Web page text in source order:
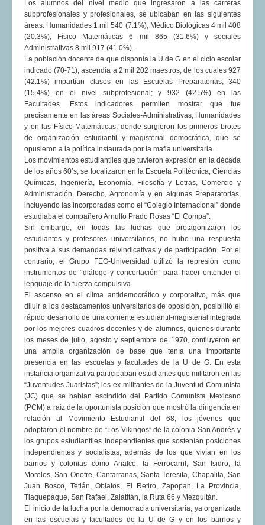
Los alumnos del nivel medio que ingresaron a las carreras
subprofesionales y profesionales, se ubicaban en las siguientes
áreas: Humanidades 1 mil 540 (7.1%), Médico Biológicas 4 mil 408
(20.3%), Físico Matemáticas 6 mil 865 (31.6%) y sociales
Administrativas 8 mil 917 (41.0%).
La población docente de que disponía la U de G en el ciclo escolar
indicado (70-71), ascendía a 2 mil 202 maestros, de los cuales 927
(42.1%) impartían clases en las Escuelas Preparatorias; 340
(15.4%) en el nivel subprofesional; y 932 (42.5%) en las
Facultades. Estos indicadores permiten mostrar que fue
precisamente en las áreas Sociales-Administrativas, Humanidades
y en las Físico-Matemáticas, donde surgieron los primeros brotes
de organización estudiantil y magisterial democrática, que se
opusieron a la política instaurada por la mafia universitaria.
Los movimientos estudiantiles que tuvieron expresión en la década
de los años 60’s, se localizaron en la Escuela Politécnica, Ciencias
Químicas, Ingeniería, Economía, Filosofía y Letras, Comercio y
Administración, Derecho, Agronomía y en algunas Preparatorias,
incluyendo las incorporadas como el “Colegio Internacional” donde
estudiaba el compañero Arnulfo Prado Rosas “El Compa”.
Sin embargo, en todas las luchas que protagonizaron los
estudiantes y profesores universitarios, no hubo una respuesta
positiva a sus demandas reivindicativas y de participación. Por el
contrario, el Grupo FEG-Universidad utilizó la represión como
instrumentos de “diálogo y concertación” para hacer entender el
lenguaje de la fuerza compulsiva.
El ascenso en el clima antidemocrático y corporativo, más que
diluir a los destacamentos universitarios de oposición, posibilitó el
rápido desarrollo de una corriente estudiantil-magisterial integrada
por los mejores cuadros docentes y de alumnos, quienes durante
los meses de julio, agosto y septiembre de 1970, confluyeron en
una amplia organización de base que tenía una importante
presencia en las escuelas y facultades de la U de G. En esta
instancia organizativa participaban estudiantes que militaron en las
“Juventudes Juaristas”; los ex militantes de la Juventud Comunista
(JC) que se habían escindido del Partido Comunista Mexicano
(PCM) a raíz de la oportunista posición que mostró la dirigencia en
relación al Movimiento Estudiantil del 68; los jóvenes que
adoptaron el nombre de “Los Vikingos” de la colonia San Andrés y
los grupos estudiantiles independientes que sostenían posiciones
independientes y socialistas, además de los que vivían en los
barrios y colonias como Analco, la Ferrocarril, San Isidro, la
Morelos, San Onofre, Cantarranas, Santa Teresita, Chapalita, San
Juan Bosco, Tetlán, Oblatos, El Retiro, Zapopan, La Provincia,
Tlaquepaque, San Rafael, Zalatitán, la Ruta 66 y Mezquitán.
El inicio de la lucha por la democracia universitaria, ya organizada
en las escuelas y facultades de la U de G y en los barrios y